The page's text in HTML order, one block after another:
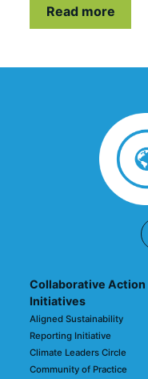
Read more
Collaborative Action
Initiatives
Aligned Sustainability
Reporting Initiative
Climate Leaders Circle
Community of Practice